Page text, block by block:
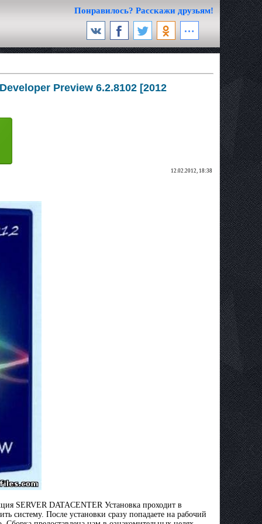
Понравилось? Расскажи друзьям!
Preview 6.2.8102 [2012
12.02.2012, 18:38
SERVER DATACENTER Установка проходит в
систему. После установки сразу попадаете на рабочий